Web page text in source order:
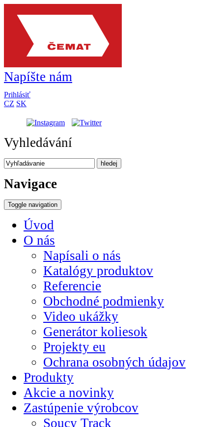
Napíšte nám
Prihlásiť
CZ SK
Vyhledávání
hledej
Navigace
Toggle navigation
Úvod
O nás
Napísali o nás
Katalógy produktov
Referencie
Obchodné podmienky
Video ukážky
Generátor koliesok
Projekty eu
Ochrana osobných údajov
Produkty
Akcie a novinky
Zastúpenie výrobcov
Soucy Track